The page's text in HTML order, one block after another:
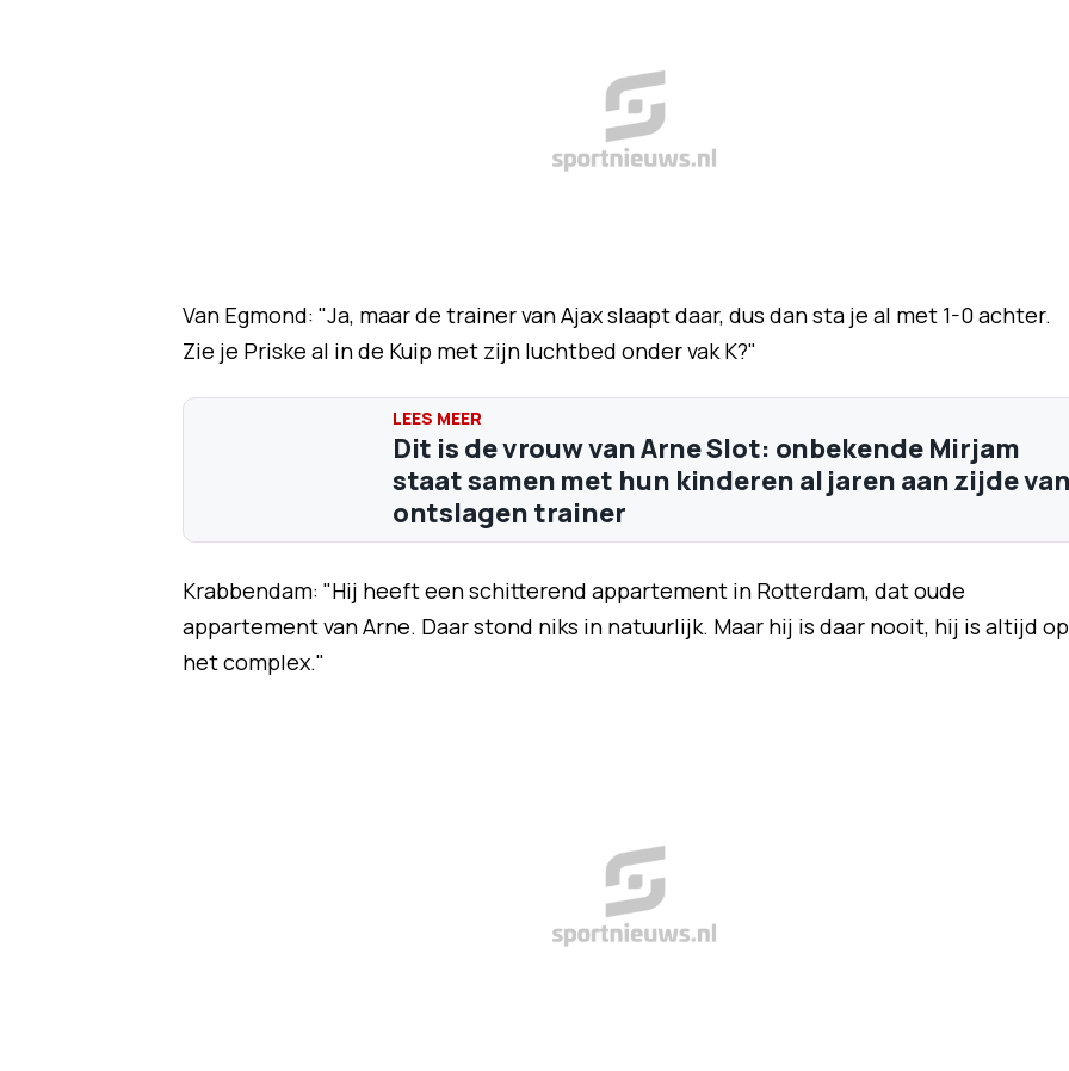
Van Egmond: "Ja, maar de trainer van Ajax slaapt daar, dus dan sta je al met 1-0 achter.
Zie je Priske al in de Kuip met zijn luchtbed onder vak K?"
Dit is de vrouw van Arne Slot: onbekende Mirjam
staat samen met hun kinderen al jaren aan zijde
ontslagen trainer
Krabbendam: "Hij heeft een schitterend appartement in Rotterdam, dat oude
appartement van Arne. Daar stond niks in natuurlijk. Maar hij is daar nooit, hij is altijd op
het complex."